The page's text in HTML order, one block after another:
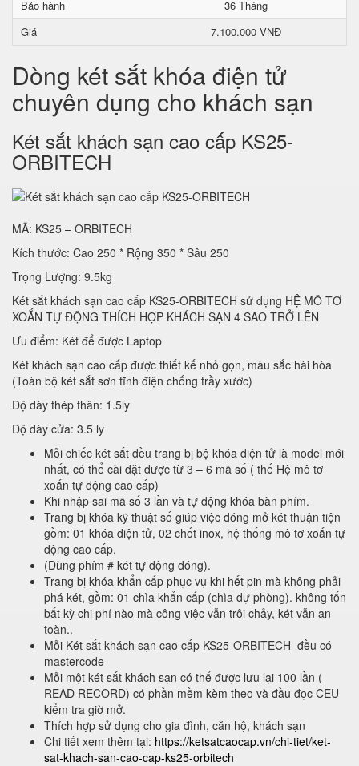
Bảo hành
36 Tháng
Giá
7.100.000 VNĐ
Dòng két sắt khóa điện tử
chuyên dụng cho khách sạn
Két sắt khách sạn cao cấp KS25-
ORBITECH
MÃ: KS25 – ORBITECH
Kích thước: Cao 250 * Rộng 350 * Sâu 250
Trọng Lượng: 9.5kg
Két sắt khách sạn cao cấp KS25-ORBITECH sử dụng HỆ MÔ TƠ
XOẮN TỰ ĐỘNG THÍCH HỢP KHÁCH SẠN 4 SAO TRỞ LÊN
Ưu điểm: Két để được Laptop
Két khách sạn cao cấp được thiết kế nhỏ gọn, màu sắc hài hòa
(Toàn bộ két sắt sơn tĩnh điện chống trầy xước)
Độ dày thép thân: 1.5ly
Độ dày cửa: 3.5 ly
Mỗi chiếc két sắt đều trang bị bộ khóa điện tử là model mới
nhất, có thể cài đặt được từ 3 – 6 mã số ( thế Hệ mô tơ
xoắn tự động cao cấp)
Khi nhập sai mã số 3 lần và tự động khóa bàn phím.
Trang bị khóa kỹ thuật số giúp việc đóng mở két thuận tiện
gồm: 01 khóa điện tử, 02 chốt inox, hệ thống mô tơ xoắn tự
động cao cấp.
(Dùng phím # két tự động đóng).
Trang bị khóa khẩn cấp phục vụ khi hết pin mà không phải
phá két, gồm: 01 chìa khẩn cấp (chìa dự phòng). không tốn
bất kỳ chi phí nào mà công việc vẫn trôi chảy, két vẫn an
toàn..
Mỗi Két sắt khách sạn cao cấp KS25-ORBITECH đều có
mastercode
Mỗi một két sắt khách sạn có thể được lưu lại 100 lần (
READ RECORD) có phần mềm kèm theo và đầu đọc CEU
kiểm tra giờ mở.
Thích hợp sử dụng cho gia đình, căn hộ, khách sạn
Chi tiết xem thêm tại: https://ketsatcaocap.vn/chi-tiet/ket-
sat-khach-san-cao-cap-ks25-orbitech